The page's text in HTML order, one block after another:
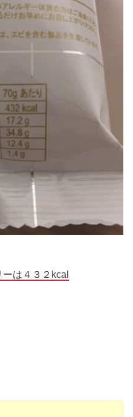
は４３２kcal